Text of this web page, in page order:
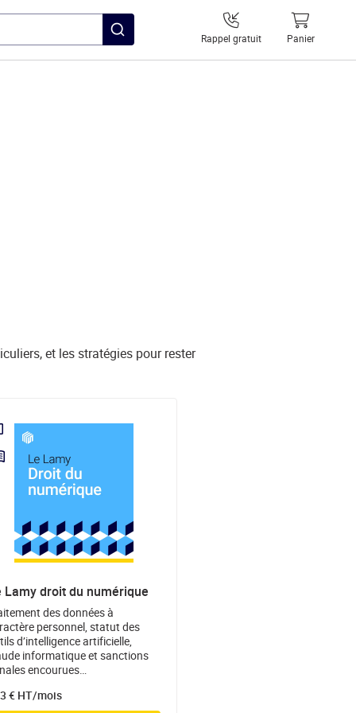
Rappel gratuit Panier
et les stratégies pour rester
Lamy droit du numérique
des données à
personnel, statut des
d’intelligence artificielle,
informatique et sanctions
encourues…
€ HT/mois